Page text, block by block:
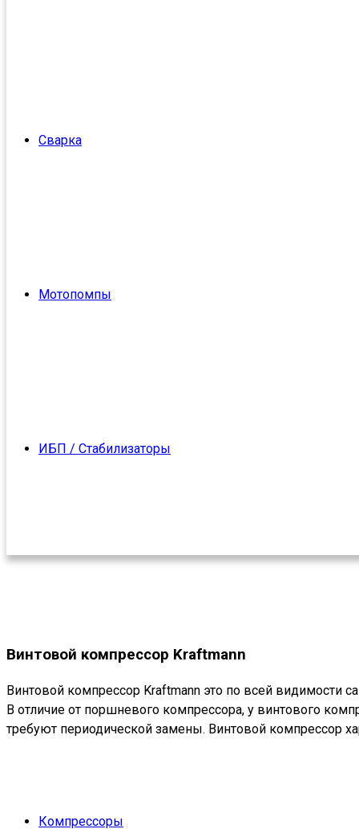
Сварка
Мотопомпы
ИБП / Стабилизаторы
Винтовой компрессор Kraftmann
Винтовой компрессор Kraftmann это по всей видимости
В отличие от поршневого компрессора, у винтового
требуют периодической замены. Винтовой компрессор
Компрессоры